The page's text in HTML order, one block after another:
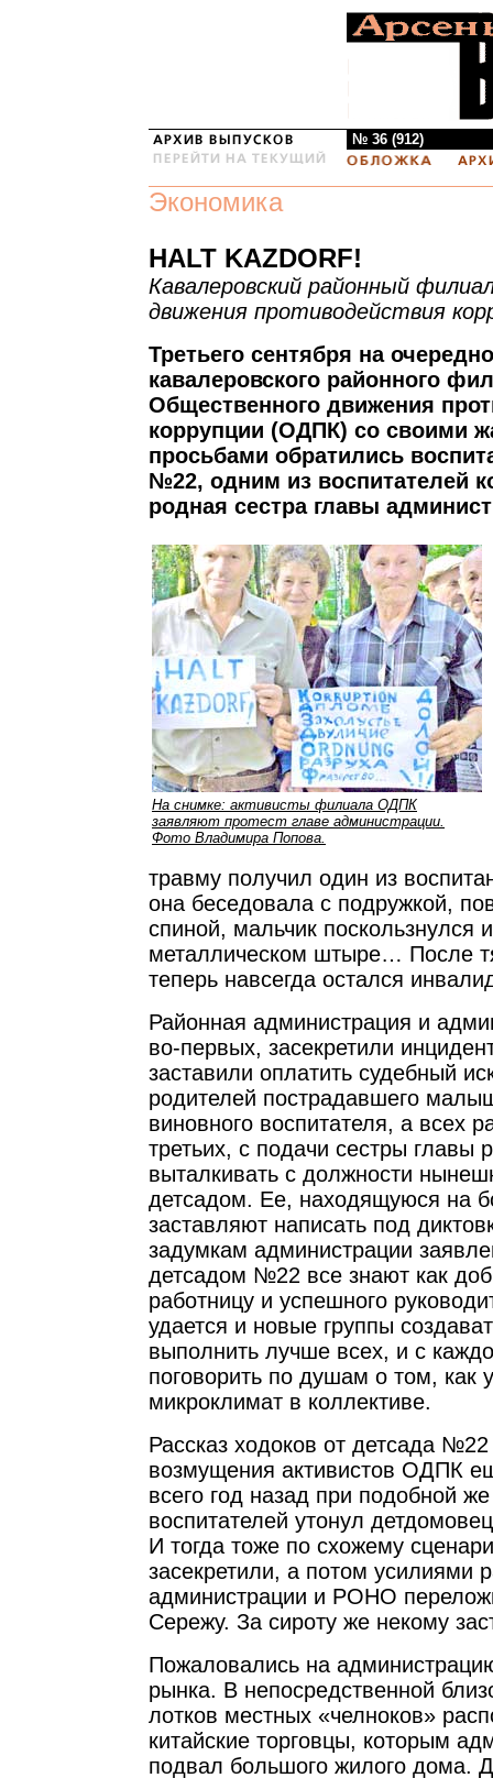
№ 36 (912)
Экономика
HALT KAZDORF!
Кавалеровский районный
движения противодействия
Третьего сентября на
кавалеровского районного
Общественного движения
коррупции (ОДПК) со своими
просьбами обратились
№22, одним из воспитателей
родная сестра главы
На снимке: активисты филиала ОДПК
заявляют протест главе администрации.
Фото Владимира Попова.
травму получил один из
она беседовала с подружкой,
спиной, мальчик поскользнулся
металлическом штыре… После
теперь навсегда остался
Районная администрация и
во-первых, засекретили
заставили оплатить судебный
родителей пострадавшего
виновного воспитателя, а всех
третьих, с подачи сестры главы
выталкивать с должности
детсадом. Ее, находящуюся на
заставляют написать под
задумкам администрации
детсадом №22 все знают как
работницу и успешного
удается и новые группы
выполнить лучше всех, и с
поговорить по душам о том, как
микроклимат в коллективе.
Рассказ ходоков от детсада
возмущения активистов ОДПК
всего год назад при подобной
воспитателей утонул
И тогда тоже по схожему
засекретили, а потом усилиями
администрации и РОНО
Сережу. За сироту же некому
Пожаловались на
рынка. В непосредственной
лотков местных «челноков»
китайские торговцы, которым
подвал большого жилого дома.